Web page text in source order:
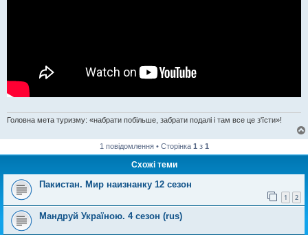
Головна мета туризму: «набрати побільше, забрати подалі і там все це з'їсти»!
1 повідомлення • Сторінка 1 з 1
Схожі теми
Пакистан. Мир наизнанку 12 сезон
1 2
Мандруй Україною. 4 сезон (rus)